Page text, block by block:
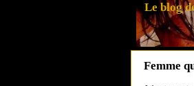
Le blog
Femme